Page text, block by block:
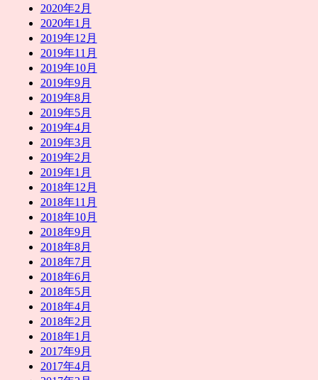
2020年2月
2020年1月
2019年12月
2019年11月
2019年10月
2019年9月
2019年8月
2019年5月
2019年4月
2019年3月
2019年2月
2019年1月
2018年12月
2018年11月
2018年10月
2018年9月
2018年8月
2018年7月
2018年6月
2018年5月
2018年4月
2018年2月
2018年1月
2017年9月
2017年4月